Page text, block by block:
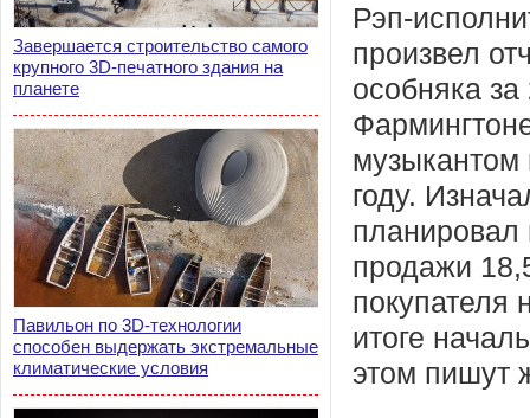
Завершается строительство самого
крупного 3D-печатного здания на
планете
Павильон по 3D-технологии
способен выдержать экстремальные
климатические условия
Рэп-
произвел
особняка
музыкантом
году.
планировал
продажи
покупателя
итоге
этом пишут